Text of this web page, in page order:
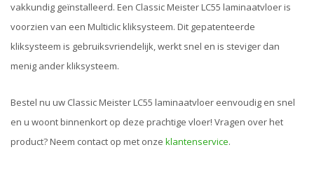
vakkundig geïnstalleerd. Een Classic Meister LC55 laminaatvloer is
voorzien van een Multiclic kliksysteem. Dit gepatenteerde
kliksysteem is gebruiksvriendelijk, werkt snel en is steviger dan
menig ander kliksysteem.
Bestel nu uw Classic Meister LC55 laminaatvloer eenvoudig en snel
en u woont binnenkort op deze prachtige vloer! Vragen over het
product? Neem contact op met onze klantenservice.